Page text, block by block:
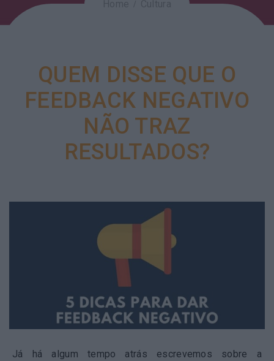
QUEM DISSE QUE O
FEEDBACK NEGATIVO
NÃO TRAZ
RESULTADOS?
Já há algum tempo atrás escrevemos sobre a